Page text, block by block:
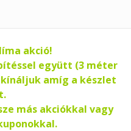
akció!
együtt (3 méter
amíg a készlet
más akciókkal vagy